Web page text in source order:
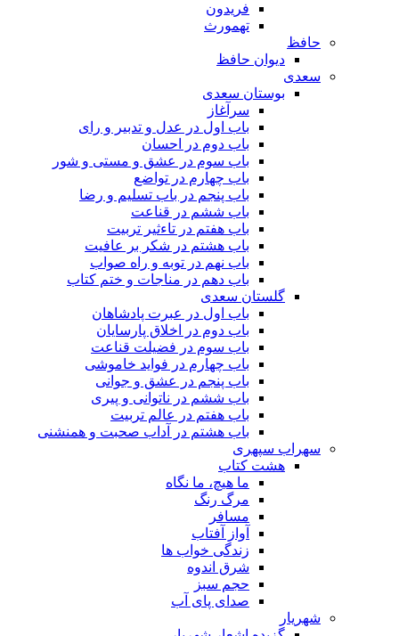
فریدون
تهمورث
حافظ
دیوان حافظ
سعدی
بوستان سعدی
سرآغاز
باب اول در عدل و تدبیر و رای
باب دوم در احسان
باب سوم در عشق و مستی و شور
باب چهارم در تواضع
باب پنجم در باب تسلیم و رضا
باب ششم در قناعت
باب هفتم در تاءثیر تربیت
باب هشتم در شکر بر عافیت
باب نهم در توبه و راه صواب
باب دهم در مناجات و ختم کتاب
گلستان سعدی
باب اول در عبرت پادشاهان
باب دوم در اخلاق پارسایان
باب سوم در فضیلت قناعت
باب چهارم در فواید خاموشى
باب پنجم در عشق و جوانى
باب ششم در ناتوانى و پیرى
باب هفتم در عالم تربیت
باب هشتم در آداب صحبت و همنشنى
سهراب سپهری
هشت کتاب
ما هیچ، ما نگاه
مرگ رنگ
مسافر
آواز آفتاب
زندگی خواب ها
شرق اندوه
حجم سبز
صدای پای آب
شهریار